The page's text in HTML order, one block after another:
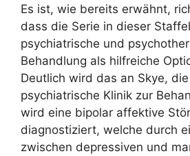
Es ist, wie bereits erwähnt,
dass die Serie in dieser
psychiatrische und
Behandlung als hilfreiche
Deutlich wird das an Skye,
psychiatrische Klinik zur
wird eine bipolar affektive
diagnostiziert, welche durch
zwischen depressiven und